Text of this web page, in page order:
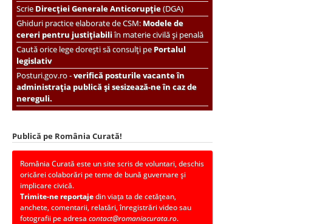
ScrieDirecției Generale Anticorupție(DGA)
Ghiduri practice elaborate de CSM: Modele de
cereri pentru justițiabiliîn materie civilă și penală
Caută orice lege dorești să consulți pePortalul
legislativ
Posturi.gov.ro -verifică posturile vacante în
administrația publică și sesizează-ne în caz de
nereguli.
Publică pe România Curată!
România Curată este un site scris de voluntari, deschis
oricărei colaborări pe teme de bună guvernare și
implicare civică.
Trimite-ne reportajedin viața ta de cetățean,
anchete, comentarii, relatări, înregistrări video sau
fotografii pe adresacontact@romaniacurata.ro.